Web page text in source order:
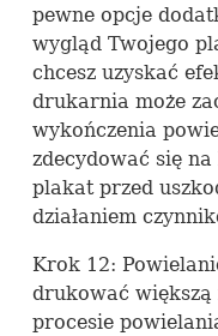
pewne opcje
wygląd Twojego
chcesz uzyskać
drukarnia może
wykończenia
zdecydować się
plakat przed
działaniem
Krok 12:
drukować
procesie